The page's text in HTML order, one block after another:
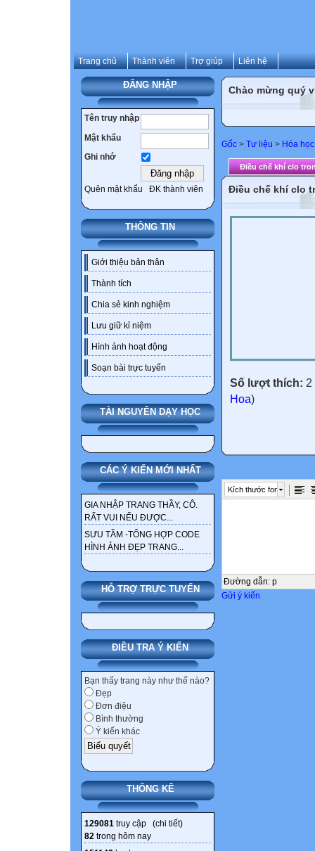
Trang chủ Thành viên Trợ giúp Liên hệ
ĐĂNG NHẬP
Tên truy nhập
Mật khẩu
Ghi nhớ
Quên mật khẩu ĐK thành viên
THÔNG TIN
Giới thiệu bản thân
Thành tích
Chia sẻ kinh nghiệm
Lưu giữ kỉ niệm
Hình ảnh hoạt động
Soạn bài trực tuyến
TÀI NGUYÊN DẠY HỌC
CÁC Ý KIẾN MỚI NHẤT
GIA NHẬP TRANG THẦY, CÔ.
RẤT VUI NẾU ĐƯỢC...
SƯU TẦM -TỔNG HỢP CODE
HÌNH ẢNH ĐẸP TRANG...
HỖ TRỢ TRỰC TUYẾN
ĐIỀU TRA Ý KIẾN
Bạn thấy trang này như thế nào?
Đẹp
Đơn điệu
Bình thường
Ý kiến khác
THỐNG KÊ
129081 truy cập (chi tiết)
82 trong hôm nay
Chào mừng quý
Gốc > Tư liệu > Hóa học
Điều chế khí clo
Điều chế khí clo
Số lượt thích: 2
Hoa)
Kích thước font
Đường dẫn: p
Gửi ý kiến